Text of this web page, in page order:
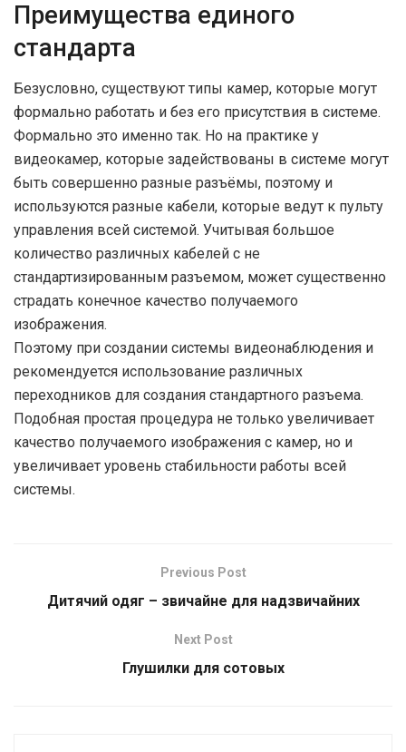
Преимущества единого
стандарта
Безусловно, существуют типы камер, которые могут
формально работать и без его присутствия в системе.
Формально это именно так. Но на практике у
видеокамер, которые задействованы в системе могут
быть совершенно разные разъёмы, поэтому и
используются разные кабели, которые ведут к пульту
управления всей системой. Учитывая большое
количество различных кабелей с не
стандартизированным разъемом, может существенно
страдать конечное качество получаемого
изображения.
Поэтому при создании системы видеонаблюдения и
рекомендуется использование различных
переходников для создания стандартного разъема.
Подобная простая процедура не только увеличивает
качество получаемого изображения с камер, но и
увеличивает уровень стабильности работы всей
системы.
Previous Post
Дитячий одяг – звичайне для надзвичайних
Next Post
Глушилки для сотовых